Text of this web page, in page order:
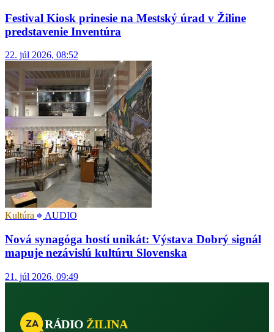
Festival Kiosk prinesie na Mestský úrad v Žiline
predstavenie Inventúra
22. júl 2026, 08:52
Kultúra AUDIO
Nová synagóga hostí unikát: Výstava Dobrý signál
mapuje nezávislú kultúru Slovenska
21. júl 2026, 09:49
RÁDIO ŽILINA